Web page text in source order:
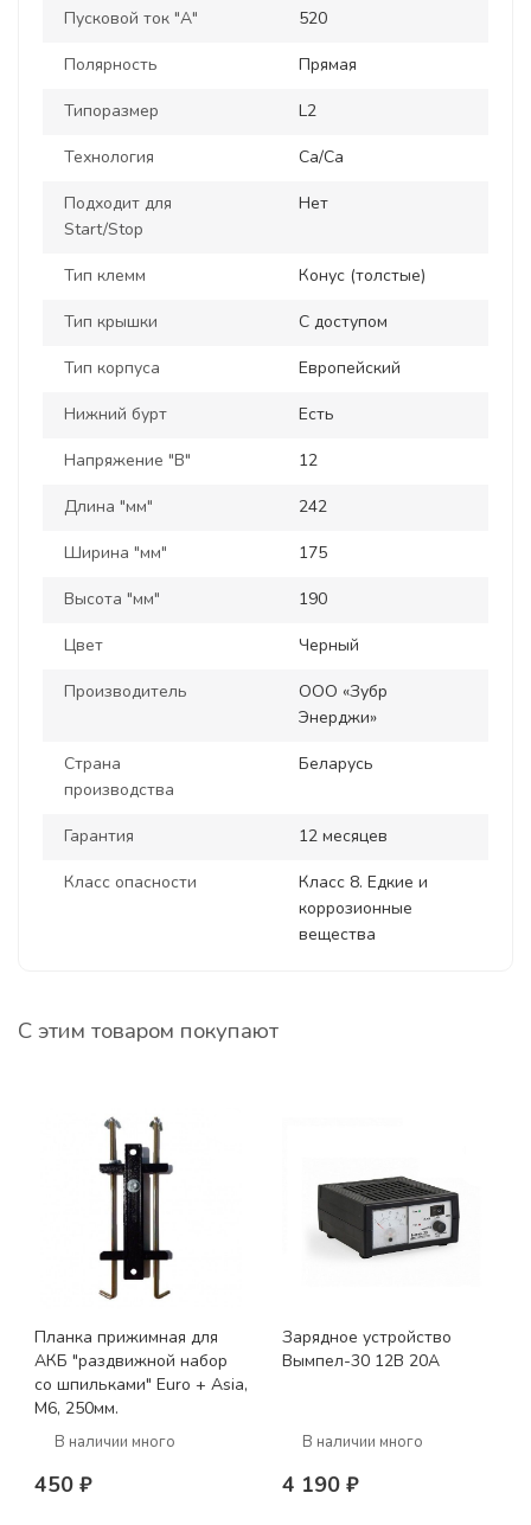
Пусковой ток "А" 520
Полярность Прямая
Типоразмер L2
Технология Ca/Ca
Подходит для
Start/Stop
Нет
Тип клемм Конус (толстые)
Тип крышки С доступом
Тип корпуса Европейский
Нижний бурт Есть
Напряжение "В" 12
Длина "мм" 242
Ширина "мм" 175
Высота "мм" 190
Цвет Черный
Производитель
ООО «Зубр
Энерджи»
Страна
производства
Беларусь
Гарантия 12 месяцев
Класс опасности
Класс 8. Едкие и
коррозионные
вещества
С этим товаром покупают
Планка прижимная для
АКБ "раздвижной набор
со шпильками" Euro + Asia,
M6, 250мм.
В наличии много
450 ₽
Зарядное устройство
Вымпел-30 12В 20А
В наличии много
4 190 ₽